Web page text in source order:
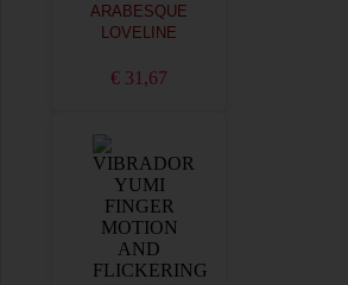
ARABESQUE
LOVELINE
€ 31,67